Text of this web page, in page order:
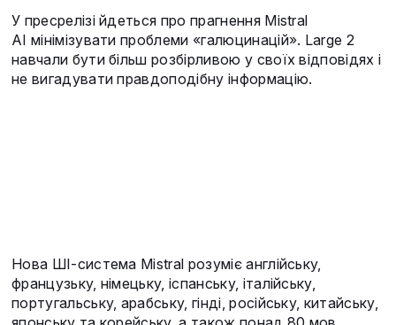
У пресрелізі йдеться про прагнення Mistral
AI мінімізувати проблеми «галюцинацій». Large 2
навчали бути більш розбірливою у своїх відповідях і
не вигадувати правдоподібну інформацію.
Нова ШІ-система Mistral розуміє англійську,
французьку, німецьку, іспанську, італійську,
португальську, арабську, гінді, російську, китайську,